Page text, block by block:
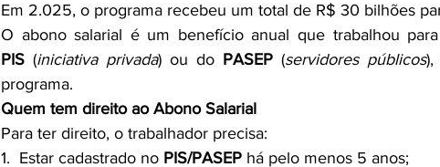
Em 2.025, o programa recebeu um total de R$ 30 bilhões
PIS (iniciativa privada) ou do PASEP (servidores públicos),
programa.
Quem tem direito ao Abono Salarial
Para ter direito, o trabalhador precisa:
1.  Estar cadastrado no PIS/PASEP há pelo menos 5 anos;